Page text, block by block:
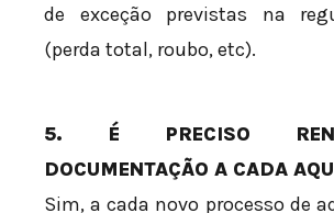
de exceção previstas na
(perda total, roubo, etc).
5. É PRECISO
DOCUMENTAÇÃO A CADA
Sim, a cada novo processo de